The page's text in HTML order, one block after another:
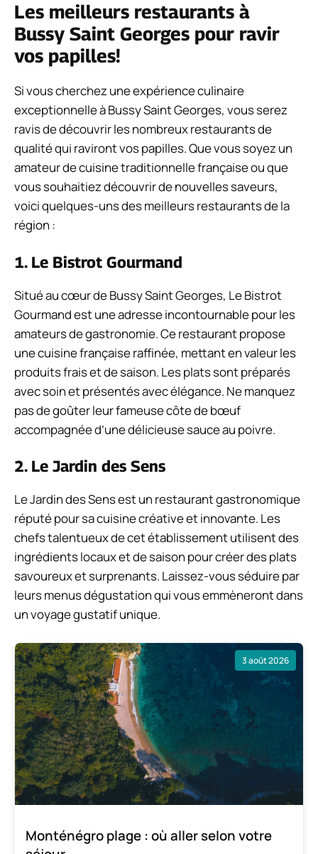
Les meilleurs restaurants à
Bussy Saint Georges pour ravir
vos papilles!
Si vous cherchez une expérience culinaire
exceptionnelle à Bussy Saint Georges, vous serez
ravis de découvrir les nombreux restaurants de
qualité qui raviront vos papilles. Que vous soyez un
amateur de cuisine traditionnelle française ou que
vous souhaitiez découvrir de nouvelles saveurs,
voici quelques-uns des meilleurs restaurants de la
région :
1. Le Bistrot Gourmand
Situé au cœur de Bussy Saint Georges, Le Bistrot
Gourmand est une adresse incontournable pour les
amateurs de gastronomie. Ce restaurant propose
une cuisine française raffinée, mettant en valeur les
produits frais et de saison. Les plats sont préparés
avec soin et présentés avec élégance. Ne manquez
pas de goûter leur fameuse côte de bœuf
accompagnée d’une délicieuse sauce au poivre.
2. Le Jardin des Sens
Le Jardin des Sens est un restaurant gastronomique
réputé pour sa cuisine créative et innovante. Les
chefs talentueux de cet établissement utilisent des
ingrédients locaux et de saison pour créer des plats
savoureux et surprenants. Laissez-vous séduire par
leurs menus dégustation qui vous emmèneront dans
un voyage gustatif unique.
3 août 2026
Monténégro plage : où aller selon votre